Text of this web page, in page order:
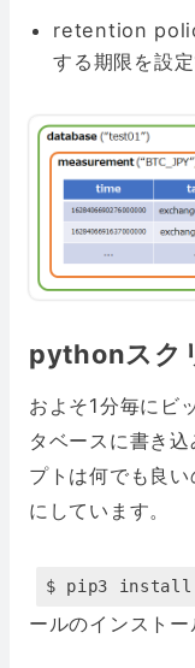
retention
する期限を設
pythonスク
およそ1分毎にビ
タベースに書き
プトは何でも良
にしています。
$ pip3
ールのインストー